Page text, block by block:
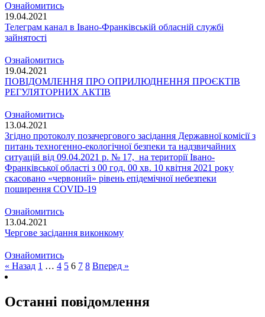
Ознайомитись
19.04.2021
Телеграм канал в Івано-Франківській обласній службі
зайнятості
Ознайомитись
19.04.2021
ПОВІДОМЛЕННЯ ПРО ОПРИЛЮДНЕННЯ ПРОЄКТІВ
РЕГУЛЯТОРНИХ АКТІВ
Ознайомитись
13.04.2021
Згідно протоколу позачергового засідання Державної комісії з
питань техногенно-екологічної безпеки та надзвичайних
ситуацій від 09.04.2021 р. № 17, на території Івано-
Франківської області з 00 год. 00 хв. 10 квітня 2021 року
скасовано «червоний» рівень епідемічної небезпеки
поширення COVID-19
Ознайомитись
13.04.2021
Чергове засідання виконкому
Ознайомитись
« Назад 1 … 4 5 6 7 8 Вперед »
Останні повідомлення